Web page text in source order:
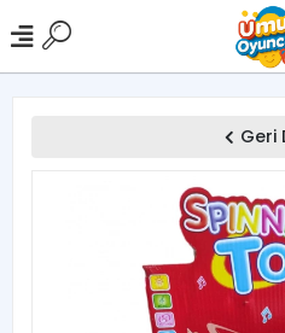
Geri